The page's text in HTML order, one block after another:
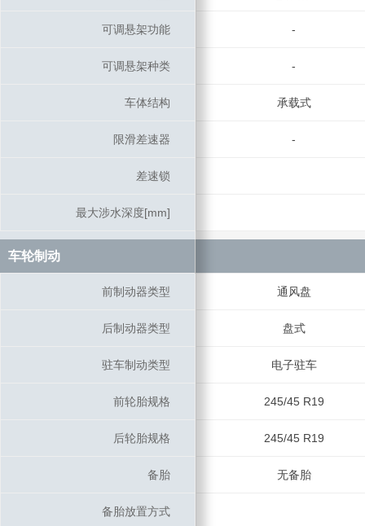
可调悬架功能 -
可调悬架种类 -
车体结构 承载式
限滑差速器 -
差速锁
最大涉水深度[mm]
车轮制动
前制动器类型 通风盘
后制动器类型 盘式
驻车制动类型 电子驻车
前轮胎规格 245/45 R19
后轮胎规格 245/45 R19
备胎 无备胎
备胎放置方式
可调悬架功能
可调悬架种类
车体结构
限滑差速器
差速锁
最大涉水深度[mm]
车轮制动
前制动器类型
后制动器类型
驻车制动类型
前轮胎规格
后轮胎规格
备胎
备胎放置方式